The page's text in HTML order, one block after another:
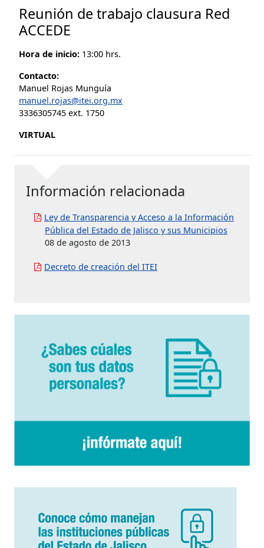
Reunión de trabajo clausura Red
ACCEDE
Hora de inicio: 13:00 hrs.
Contacto:
Manuel Rojas Munguía
manuel.rojas@itei.org.mx
3336305745 ext. 1750
VIRTUAL
Información relacionada
Ley de Transparencia y Acceso a la Información
Pública del Estado de Jalisco y sus Municipios
08 de agosto de 2013
Decreto de creación del ITEI